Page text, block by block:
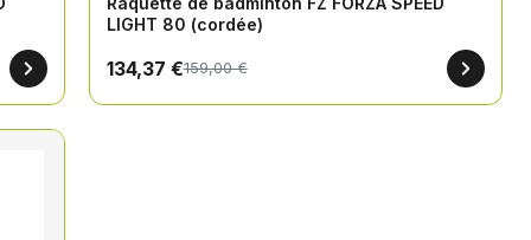
LIGHT 80 (cordée)
134,37 €159,00 €